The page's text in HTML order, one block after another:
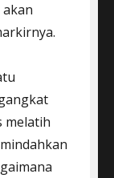
melatih